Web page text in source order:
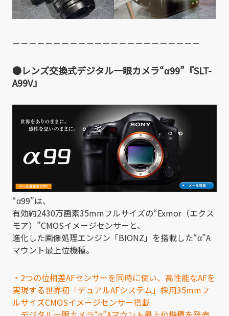
－－－－－－－－－－－－－－－－－－－－－－－
●レンズ交換式デジタル一眼カメラ“α99”『SLT-
A99V』
“α99”は、
有効約2430万画素35mmフルサイズの“Exmor（エクス
モア）”CMOSイメージセンサーと、
進化した画像処理エンジン「BIONZ」を搭載した“α”A
マウント最上位機種。
・2つの位相差AFセンサーを同時に使い、高性能なAFを
実現する世界初「デュアルAFシステム」採用35mmフ
ルサイズCMOSイメージセンサー搭載